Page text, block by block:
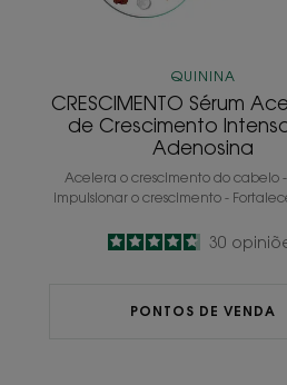
QUININA
CRESCIMENTO Sérum
de Crescimento
Adenosina
Acelera o crescimento do cabelo
impulsionar o crescimento -
4.7
/
5
30
PONTOS DE VENDA